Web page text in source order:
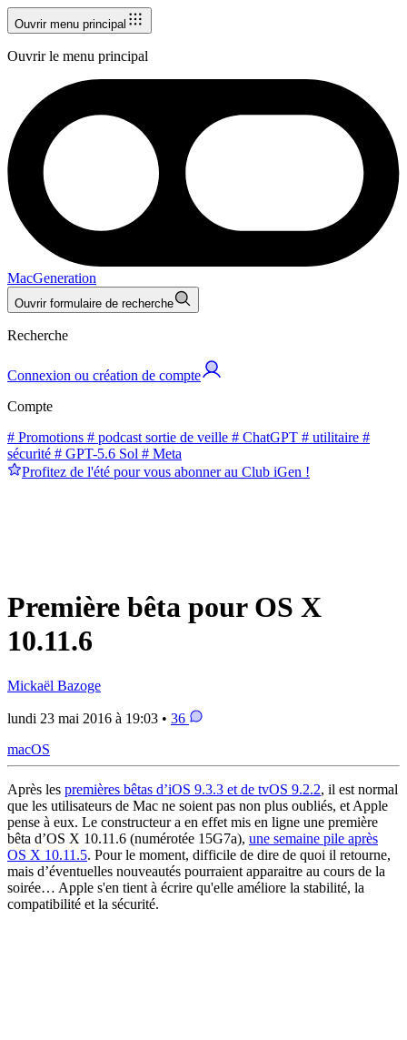
Ouvrir menu principal
Ouvrir le menu principal
MacGeneration
Ouvrir formulaire de recherche
Recherche
Connexion ou création de compte
Compte
# Promotions # podcast sortie de veille # ChatGPT # utilitaire #
sécurité # GPT-5.6 Sol # Meta
Profitez de l'été pour vous abonner au Club iGen !
Première bêta pour OS X
10.11.6
Mickaël Bazoge
lundi 23 mai 2016 à 19:03 • 36
macOS
Après les premières bêtas d’iOS 9.3.3 et de tvOS 9.2.2, il est normal
que les utilisateurs de Mac ne soient pas non plus oubliés, et Apple
pense à eux. Le constructeur a en effet mis en ligne une première
bêta d’OS X 10.11.6 (numérotée 15G7a), une semaine pile après
OS X 10.11.5. Pour le moment, difficile de dire de quoi il retourne,
mais d’éventuelles nouveautés pourraient apparaitre au cours de la
soirée… Apple s'en tient à écrire qu'elle améliore la stabilité, la
compatibilité et la sécurité.